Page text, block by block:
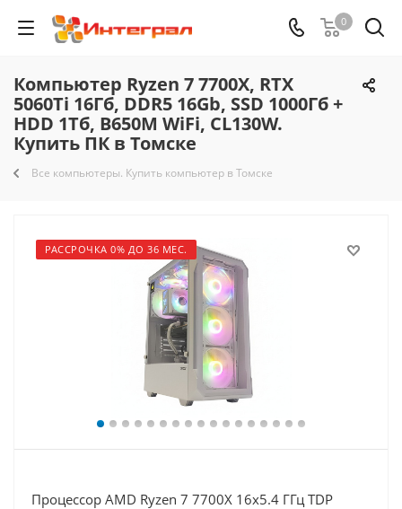
0
Компьютер Ryzen 7 7700X, RTX
5060Ti 16Гб, DDR5 16Gb, SSD 1000Гб +
HDD 1Тб, B650M WiFi, CL130W.
Купить ПК в Томске
Все компьютеры. Купить компьютер в Томске
РАССРОЧКА 0% ДО 36 МЕС.
Процессор AMD Ryzen 7 7700X 16x5.4 ГГц TDP